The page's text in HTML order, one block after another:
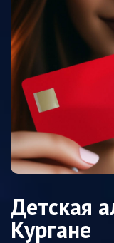
Детская
Кургане